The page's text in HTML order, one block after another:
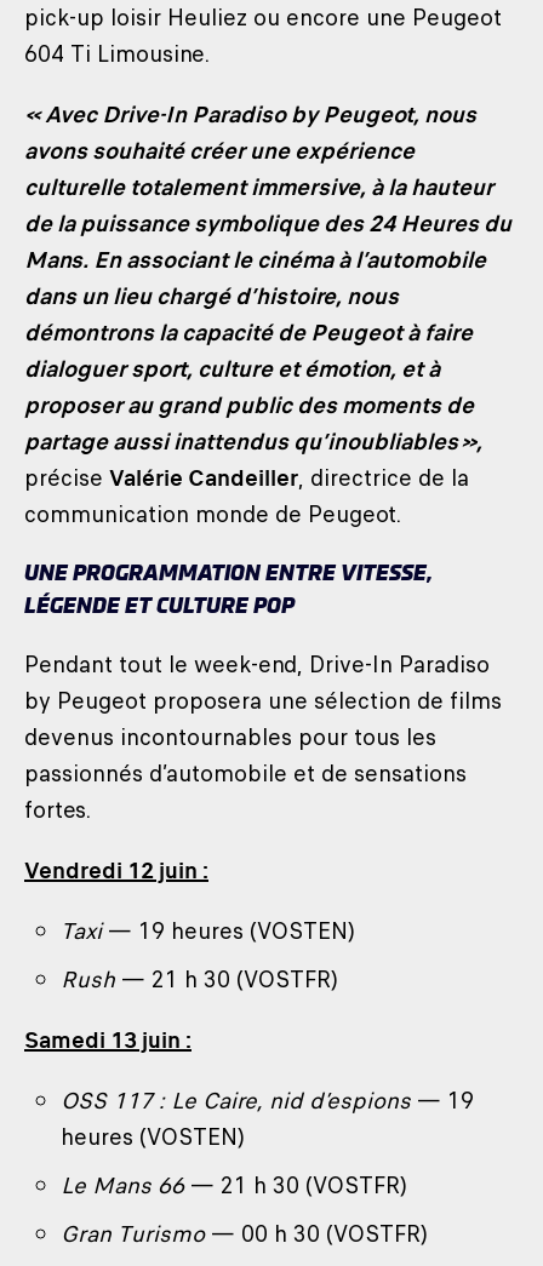
pick-up loisir Heuliez ou encore une Peugeot
604 Ti Limousine.
« Avec Drive‑In Paradiso by Peugeot, nous
avons souhaité créer une expérience
culturelle totalement immersive, à la hauteur
de la puissance symbolique des 24 Heures du
Mans. En associant le cinéma à l’automobile
dans un lieu chargé d’histoire, nous
démontrons la capacité de Peugeot à faire
dialoguer sport, culture et émotion, et à
proposer au grand public des moments de
partage aussi inattendus qu’inoubliables »,
précise Valérie Candeiller, directrice de la
communication monde de Peugeot.
UNE PROGRAMMATION ENTRE VITESSE,
LÉGENDE ET CULTURE POP
Pendant tout le week-end, Drive-In Paradiso
by Peugeot proposera une sélection de films
devenus incontournables pour tous les
passionnés d’automobile et de sensations
fortes.
Vendredi 12 juin :
Taxi— 19 heures (VOSTEN)
Rush — 21 h 30 (VOSTFR)
Samedi 13 juin :
OSS 117 : Le Caire, nid d’espions — 19
heures (VOSTEN)
Le Mans 66— 21 h 30 (VOSTFR)
Gran Turismo— 00 h 30 (VOSTFR)